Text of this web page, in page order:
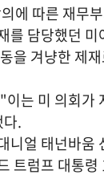
에 따른 재무
를 담당했던
을 겨냥한 제
는 미 의회가
.
니얼 태넌바움
트럼프 대통